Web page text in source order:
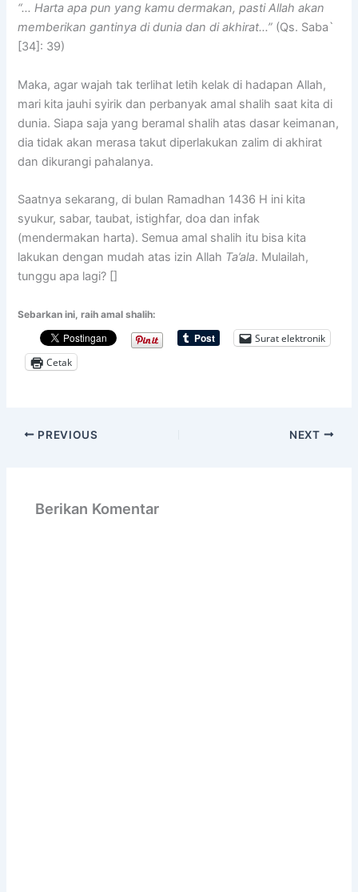
“… Harta apa pun yang kamu dermakan, pasti Allah akan
memberikan gantinya di dunia dan di akhirat…” (Qs. Saba`
[34]: 39)
Maka, agar wajah tak terlihat letih kelak di hadapan Allah,
mari kita jauhi syirik dan perbanyak amal shalih saat kita di
dunia. Siapa saja yang beramal shalih atas dasar keimanan,
dia tidak akan merasa takut diperlakukan zalim di akhirat
dan dikurangi pahalanya.
Saatnya sekarang, di bulan Ramadhan 1436 H ini kita
syukur, sabar, taubat, istighfar, doa dan infak
(mendermakan harta). Semua amal shalih itu bisa kita
lakukan dengan mudah atas izin Allah Ta’ala. Mulailah,
tunggu apa lagi? []
Sebarkan ini, raih amal shalih:
Surat elektronik
Cetak
PREVIOUS NEXT
Berikan Komentar